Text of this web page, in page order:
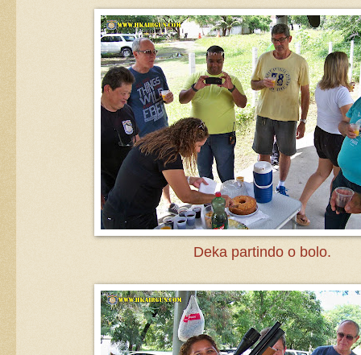
Deka partindo o bolo.